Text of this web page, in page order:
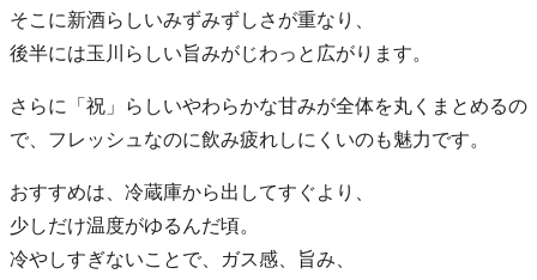
そこに新酒らしいみずみずしさが重なり、
後半には玉川らしい旨みがじわっと広がります。
さらに「祝」らしいやわらかな甘みが全体を丸くまとめるの
で、フレッシュなのに飲み疲れしにくいのも魅力です。
おすすめは、冷蔵庫から出してすぐより、
少しだけ温度がゆるんだ頃。
冷やしすぎないことで、ガス感、旨み、